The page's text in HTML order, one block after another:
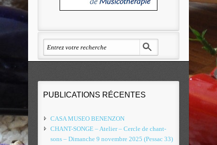
PUBLICATIONS RÉCENTES
CASA MUSEO BENENZON
CHANT-SONGE – Atelier – Cercle de chant-
sons – Dimanche 9 novembre 2025 (Pessac 33)